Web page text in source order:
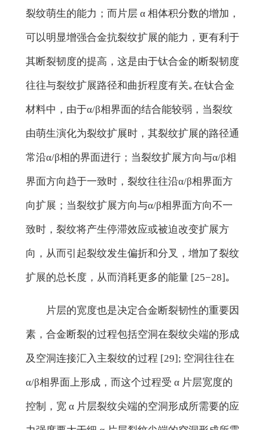
裂纹萌生的能力；而片层 α 相体积分数的增加，
可以明显增强合金抗裂纹扩展的能力，更有利于
其断裂韧度的提高，这是由于钛合金的断裂韧度
往往与裂纹扩展路径和曲折程度有关｡在钛合金
材料中，由于α/β相界面的结合能较弱，当裂纹
由萌生演化为裂纹扩展时，其裂纹扩展的路径通
常沿α/β相的界面进行；当裂纹扩展方向与α/β相
界面方向趋于一致时，裂纹往往沿α/β相界面方
向扩展；当裂纹扩展方向与α/β相界面方向不一
致时，裂纹将产生停滞效应或被迫改变扩展方
向，从而引起裂纹发生偏折和分叉，增加了裂纹
扩展的总长度，从而消耗更多的能量 [25−28]｡
片层的宽度也是决定合金断裂韧性的重要因
素，合金断裂的过程包括空洞在裂纹尖端的形成
及空洞连接汇入主裂纹的过程 [29]; 空洞往往在
α/β相界面上形成，而这个过程受 α 片层宽度的
控制，宽 α 片层裂纹尖端的空洞形成所需要的应